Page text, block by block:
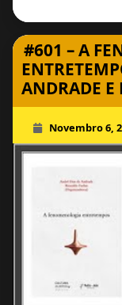
#601 – A
ANDRADE
Novembro 6,